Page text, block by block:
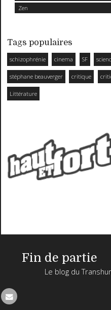
Zen
Tags populaires
schizophrénie cinema SF
stéphane beauverger critique
Littérature
Fin de partie
Le blog du